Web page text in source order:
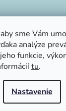
sme Vám
analýze
funkcie,
tu.
Nastavenie
Upraviť nastavenie